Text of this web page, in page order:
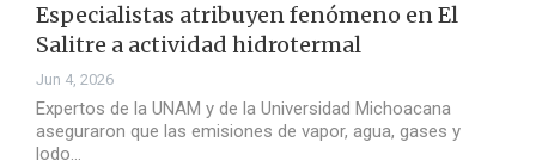
Especialistas atribuyen fenómeno en El
Salitre a actividad hidrotermal
Jun 4, 2026
Expertos de la UNAM y de la Universidad Michoacana
aseguraron que las emisiones de vapor, agua, gases y
lodo…